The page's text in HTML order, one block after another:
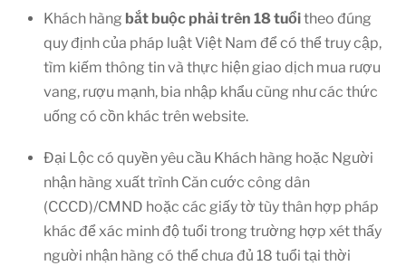
Khách hàng bắt buộc phải trên 18 tuổitheo đúng
quy định của pháp luật Việt Nam để có thể truy cập,
tìm kiếm thông tin và thực hiện giao dịch mua rượu
vang, rượu mạnh, bia nhập khẩu cũng như các thức
uống có cồn khác trên website.
Đại Lộc có quyền yêu cầu Khách hàng hoặc Người
nhận hàng xuất trình Căn cước công dân
(CCCD)/CMND hoặc các giấy tờ tùy thân hợp pháp
khác để xác minh độ tuổi trong trường hợp xét thấy
người nhận hàng có thể chưa đủ 18 tuổi tại thời